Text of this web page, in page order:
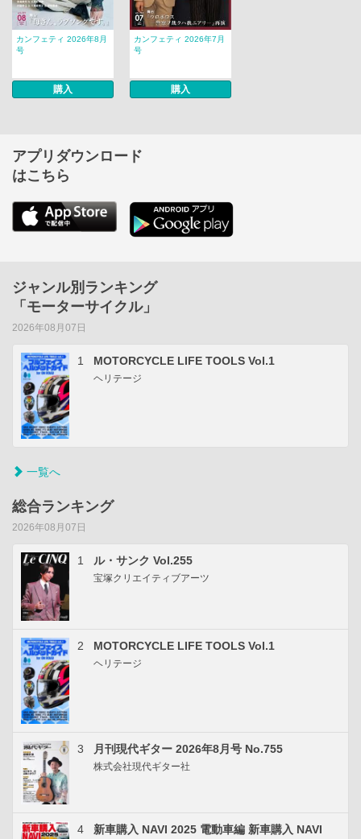
カンフェティ 2026年8月
号
購入
カンフェティ 2026年7月
号
購入
アプリダウンロード
はこちら
ジャンル別ランキング
「モーターサイクル」
2026年08月07日
1 MOTORCYCLE LIFE TOOLS Vol.1
ヘリテージ
一覧へ
総合ランキング
2026年08月07日
1 ル・サンク Vol.255
宝塚クリエイティブアーツ
2 MOTORCYCLE LIFE TOOLS Vol.1
ヘリテージ
3 月刊現代ギター 2026年8月号 No.755
株式会社現代ギター社
4
新車購入 NAVI 2025 電動車編 新車購入 NAVI